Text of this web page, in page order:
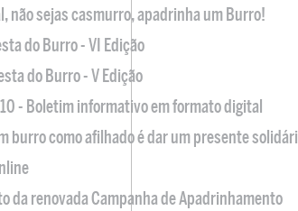
não sejas casmurro, apadrinha um Burro!
do Burro - VI Edição
do Burro - V Edição
- Boletim informativo em formato digital
burro como afilhado é dar um presente
da renovada Campanha de Apadrinhamento